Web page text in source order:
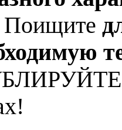
Поищите